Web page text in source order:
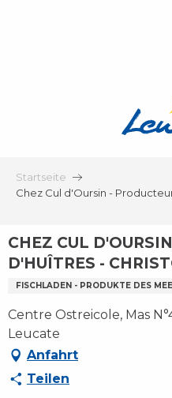
Startseite
Chez Cul d'Oursin -
CHEZ CUL
D'HUÎTRES -
FISCHLADEN - PRODUKTE DES
Centre Ostreicole, Mas
Leucate
Anfahrt
Teilen